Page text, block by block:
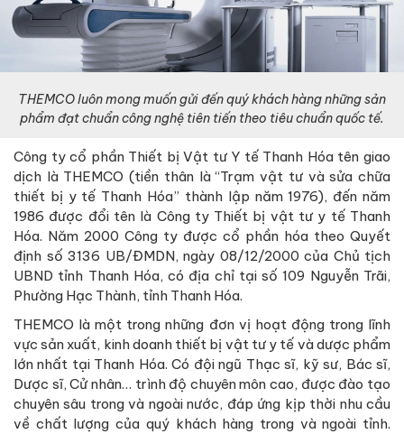
THEMCO luôn mong muốn gửi đến quý khách hàng những sản
phẩm đạt chuẩn công nghệ tiên tiến theo tiêu chuẩn quốc tế.
Công ty cổ phần Thiết bị Vật tư Y tế Thanh Hóa tên giao
dịch là THEMCO (tiền thân là “Trạm vật tư và sửa chữa
thiết bị y tế Thanh Hóa” thành lập năm 1976), đến năm
1986 được đổi tên là Công ty Thiết bị vật tư y tế Thanh
Hóa. Năm 2000 Công ty được cổ phần hóa theo Quyết
định số 3136 UB/ĐMDN, ngày 08/12/2000 của Chủ tịch
UBND tỉnh Thanh Hóa, có địa chỉ tại số 109 Nguyễn Trãi,
Phường Hạc Thành, tỉnh Thanh Hóa.
THEMCO là một trong những đơn vị hoạt động trong lĩnh
vực sản xuất, kinh doanh thiết bị vật tư y tế và dược phẩm
lớn nhất tại Thanh Hóa. Có đội ngũ Thạc sĩ, kỹ sư, Bác sĩ,
Dược sĩ, Cử nhân… trình độ chuyên môn cao, được đào tạo
chuyên sâu trong và ngoài nước, đáp ứng kịp thời nhu cầu
về chất lượng của quý khách hàng trong và ngoài tỉnh.